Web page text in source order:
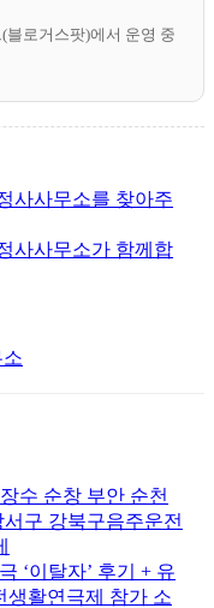
로거스팟)에서 운영 중
사사무소를 찾아주
사사무소가 함께합
수 순창 부안 순천
구 강북구음주운전
‘이탈자’ 후기 + 유
생활연극제 참가 소